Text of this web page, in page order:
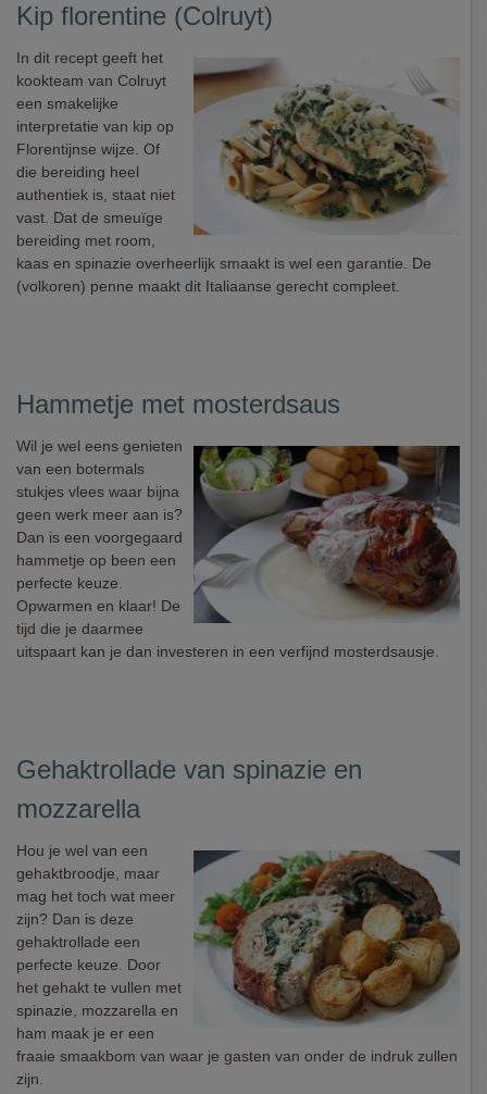
Kip florentine (Colruyt)
In dit recept geeft het
kookteam van Colruyt
een smakelijke
interpretatie van kip op
Florentijnse wijze. Of
die bereiding heel
authentiek is, staat niet
vast. Dat de smeuïge
bereiding met room,
kaas en spinazie overheerlijk smaakt is wel een garantie. De
(volkoren) penne maakt dit Italiaanse gerecht compleet.
Hammetje met mosterdsaus
Wil je wel eens genieten
van een botermals
stukjes vlees waar bijna
geen werk meer aan is?
Dan is een voorgegaard
hammetje op been een
perfecte keuze.
Opwarmen en klaar! De
tijd die je daarmee
uitspaart kan je dan investeren in een verfijnd mosterdsausje.
Gehaktrollade van spinazie en
mozzarella
Hou je wel van een
gehaktbroodje, maar
mag het toch wat meer
zijn? Dan is deze
gehaktrollade een
perfecte keuze. Door
het gehakt te vullen met
spinazie, mozzarella en
ham maak je er een
fraaie smaakbom van waar je gasten van onder de indruk zullen
zijn.